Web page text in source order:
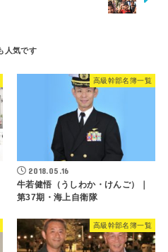
高級幹部名簿一覧
2018.05.16
牛若健悟（うしわか・けんご）｜
第37期・海上自衛隊
高級幹部名簿一覧